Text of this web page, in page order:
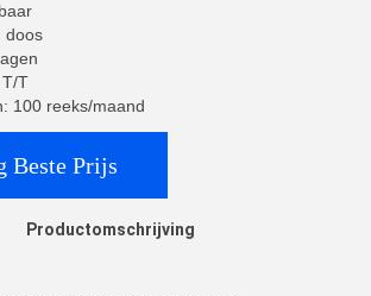
doos
T/T
100 reeks/maand
Beste Prijs
Productomschrijving